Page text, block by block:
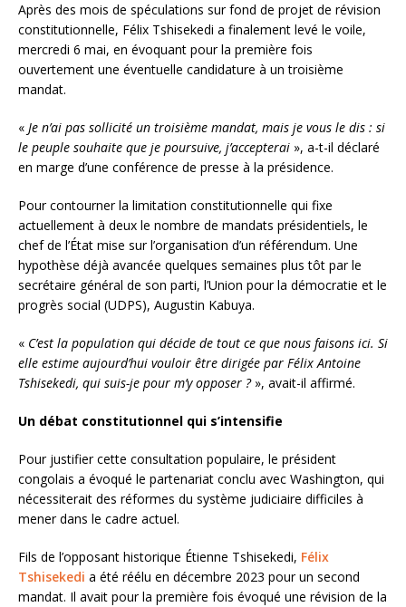
Après des mois de spéculations sur fond de projet de révision
constitutionnelle, Félix Tshisekedi a finalement levé le voile,
mercredi 6 mai, en évoquant pour la première fois
ouvertement une éventuelle candidature à un troisième
mandat.
« Je n’ai pas sollicité un troisième mandat, mais je vous le dis : si
le peuple souhaite que je poursuive, j’accepterai », a-t-il déclaré
en marge d’une conférence de presse à la présidence.
Pour contourner la limitation constitutionnelle qui fixe
actuellement à deux le nombre de mandats présidentiels, le
chef de l’État mise sur l’organisation d’un référendum. Une
hypothèse déjà avancée quelques semaines plus tôt par le
secrétaire général de son parti, l’Union pour la démocratie et le
progrès social (UDPS), Augustin Kabuya.
« C’est la population qui décide de tout ce que nous faisons ici. Si
elle estime aujourd’hui vouloir être dirigée par Félix Antoine
Tshisekedi, qui suis-je pour m’y opposer ?», avait-il affirmé.
Un débat constitutionnel qui s’intensifie
Pour justifier cette consultation populaire, le président
congolais a évoqué le partenariat conclu avec Washington, qui
nécessiterait des réformes du système judiciaire difficiles à
mener dans le cadre actuel.
Fils de l’opposant historique Étienne Tshisekedi, Félix
Tshisekedi a été réélu en décembre 2023 pour un second
mandat. Il avait pour la première fois évoqué une révision de la